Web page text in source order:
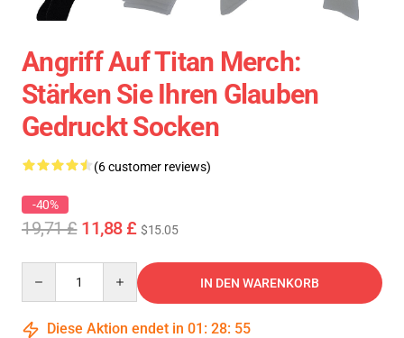
Angriff Auf Titan Merch:
Stärken Sie Ihren Glauben
Gedruckt Socken
(6 customer reviews)
-40%
19,71 £ 11,88 £ $15.05
IN DEN WARENKORB
Diese Aktion endet in 01 : 28: 54